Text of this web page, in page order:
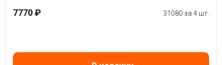
7770 ₽ 31080 за 4 шт.